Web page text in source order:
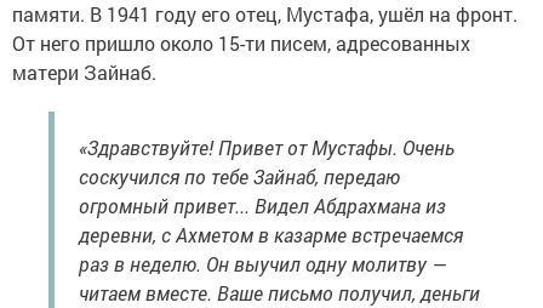
памяти. В 1941 году его отец, Мустафа, ушёл на фронт.
От него пришло около 15-ти писем, адресованных
матери Зайнаб.
«Здравствуйте! Привет от Мустафы. Очень
соскучился по тебе Зайнаб, передаю
огромный привет... Видел Абдрахмана из
деревни, с Ахметом в казарме встречаемся
раз в неделю. Он выучил одну молитву —
читаем вместе. Ваше письмо получил, деньги